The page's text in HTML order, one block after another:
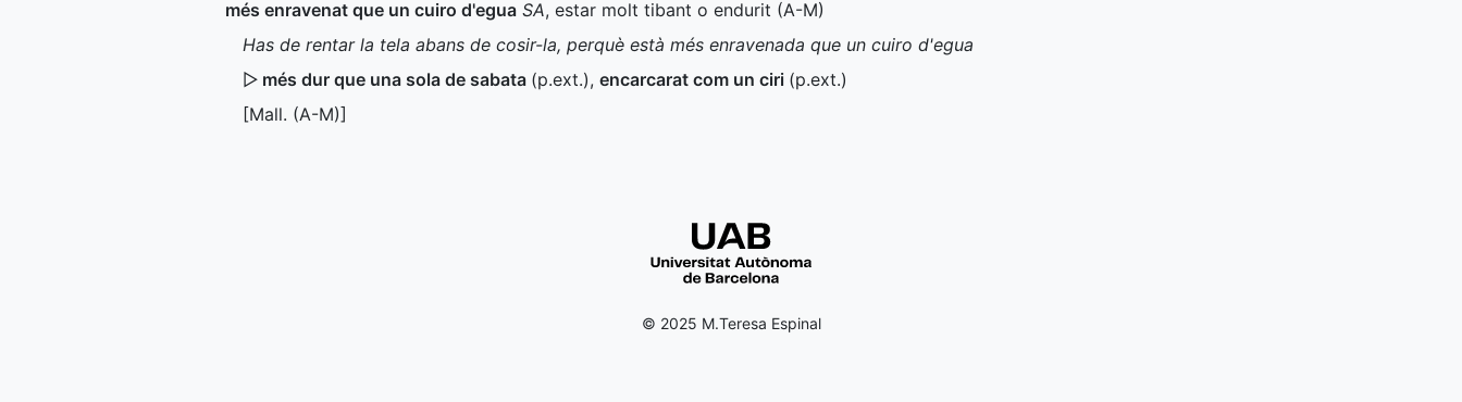
més enravenat que un cuiro d'egua SA, estar molt tibant o endurit (A-M)
Has de rentar la tela abans de cosir-la, perquè està més enravenada que un cuiro d'egua
▷ més dur que una sola de sabata (p.ext.), encarcarat com un ciri (p.ext.)
[Mall. (A-M)]
© 2025 M.Teresa Espinal